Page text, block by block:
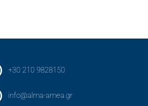
+30 210 9828150
info@alma-amea.gr